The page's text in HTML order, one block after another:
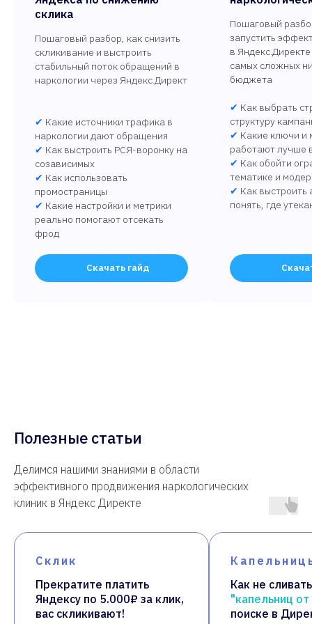
склика
Пошаговый разбор, как снизить
скликивание и выстроить
стабильный поток обращений в
наркологии через Яндекс.Директ
✔ Какие источники трафика в
наркологии дают обращения
✔ Как выстроить РСЯ-воронку на
созависимых
✔ Как использовать
промостраницы
✔ Какие настройки и метрики
реально помогают отсекать
фрод
Скачать гайд
Пошаговый
запустить
в
самых сложных
бюджета
✔ Как выбрать
структуру
✔ Какие ключи и
работают лучше
✔ Как обойти
тематике и
✔ Как выстроить
понять, где
Полезные статьи
Делимся нашими знаниями в области
эффективного продвижения наркологических
клиник в Яндекс Директе
Склик
Прекратите платить
Яндексу по 5.000₽ за клик,
вас скликивают!
Как не
"капельниц от
поиске в